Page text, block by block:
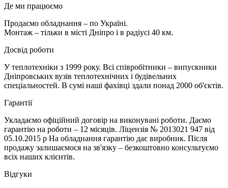
Де ми працюємо
Продаємо обладнання – по Україні.
Монтаж – тільки в місті Дніпро і в радіусі 40 км.
Досвід роботи
У теплотехніки з 1999 року. Всі співробітники ­– випускники
Дніпровських вузів теплотехнічних і будівельних
спеціальностей. В сумі наші фахівці здали понад 2000 об'єктів.
Гарантії
Укладаємо офіційний договір на виконувані роботи. Даємо
гарантію на роботи – 12 місяців. Ліцензія № 2013021 947 від
05.10.2015 р На обладнання гарантію дає виробник. Після
продажу залишаємося на зв'язку – безкоштовно консультуємо
всіх наших клієнтів.
Відгуки